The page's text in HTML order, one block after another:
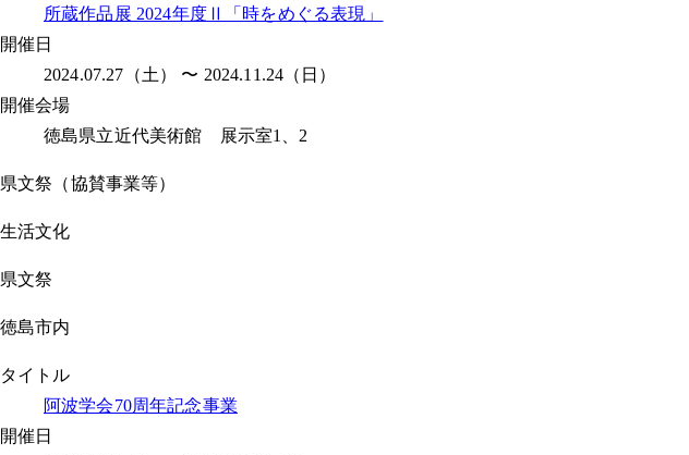
所蔵作品展 2024年度Ⅱ「時をめぐる表現」
開催日
2024.07.27（土） 〜 2024.11.24（日）
開催会場
徳島県立近代美術館 展示室1、2
県文祭（協賛事業等）
生活文化
県文祭
徳島市内
タイトル
阿波学会70周年記念事業
開催日